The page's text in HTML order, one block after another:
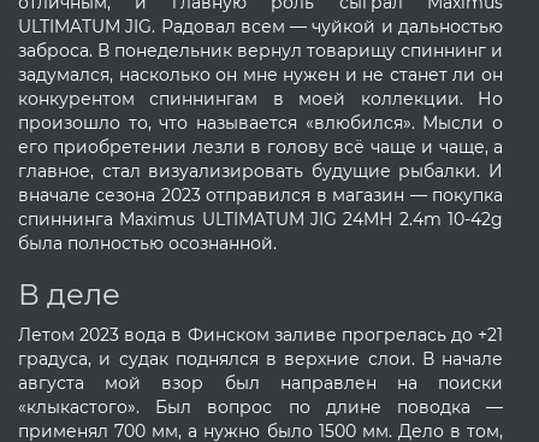
ULTIMATUM JIG. Радовал всем — чуйкой и дальностью
заброса. В понедельник вернул товарищу спиннинг и
задумался, насколько он мне нужен и не станет ли он
конкурентом спиннингам в моей коллекции. Но
произошло то, что называется «влюбился». Мысли о
его приобретении лезли в голову всё чаще и чаще, а
главное, стал визуализировать будущие рыбалки. И
вначале сезона 2023 отправился в магазин — покупка
спиннинга Maximus ULTIMATUM JIG 24MH 2.4m 10-42g
была полностью осознанной.
В деле
Летом 2023 вода в Финском заливе прогрелась до +21
градуса, и судак поднялся в верхние слои. В начале
августа мой взор был направлен на поиски
«клыкастого». Был вопрос по длине поводка —
применял 700 мм, а нужно было 1500 мм. Дело в том,